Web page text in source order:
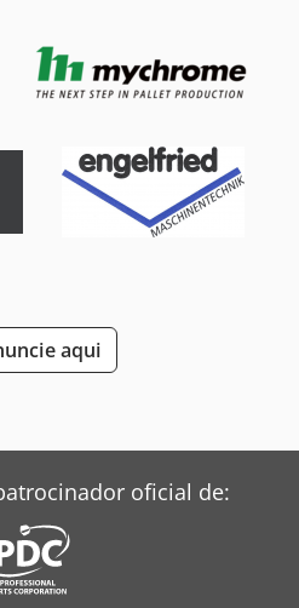
aqui
oficial de: